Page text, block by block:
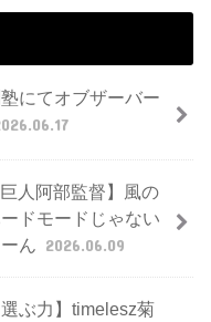
にてオブザーバー
人阿部監督】風の
ドモードじゃない
ん 2026.06.09
ぶ力】timelesz菊